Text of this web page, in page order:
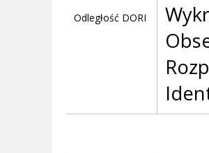
Odległość DORI